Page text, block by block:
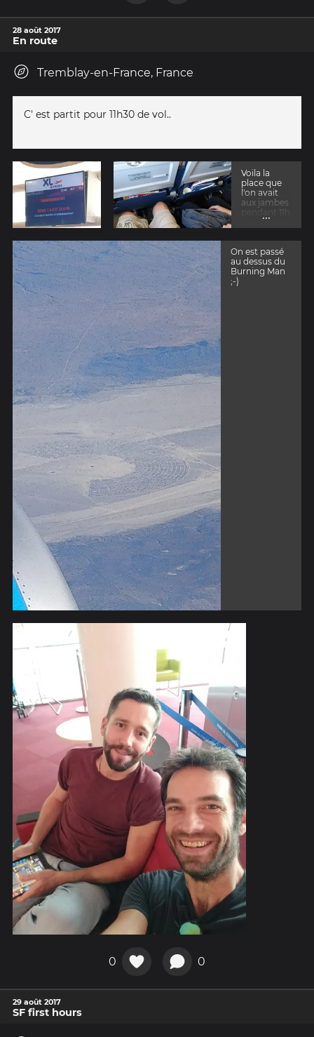
28 août 2017
En route
Tremblay-en-France, France
C' est partit pour 11h30 de vol..
Voila la
place que
l'on avait
aux jambes
pendant 11h
de vols..
...
On est passé
au dessus du
Burning Man
;-)
0 0
29 août 2017
SF first hours